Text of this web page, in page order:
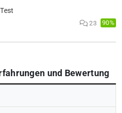
23 90%
und Bewertung